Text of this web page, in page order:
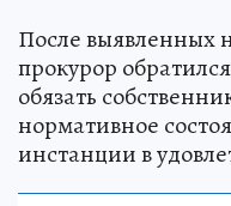
После выявленных
прокурор
обязать
нормативное
инстанции в